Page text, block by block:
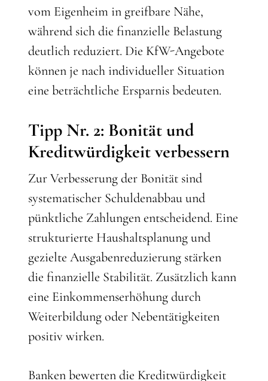
vom Eigenheim in greifbare Nähe,
während sich die finanzielle Belastung
deutlich reduziert. Die KfW-Angebote
können je nach individueller Situation
eine beträchtliche Ersparnis bedeuten.
Tipp Nr. 2: Bonität und
Kreditwürdigkeit verbessern
Zur Verbesserung der Bonität sind
systematischer Schuldenabbau und
pünktliche Zahlungen entscheidend. Eine
strukturierte Haushaltsplanung und
gezielte Ausgabenreduzierung stärken
die finanzielle Stabilität. Zusätzlich kann
eine Einkommenserhöhung durch
Weiterbildung oder Nebentätigkeiten
positiv wirken.
Banken bewerten die Kreditwürdigkeit